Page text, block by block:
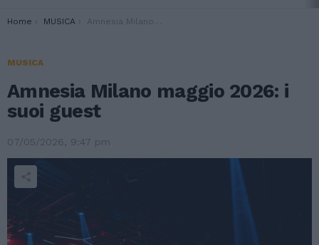
You are here:
Home MUSICA Amnesia Milano maggio 2026: i suoi guest
MUSICA
Amnesia Milano maggio 2026: i
suoi guest
07/05/2026, 9:47 pm